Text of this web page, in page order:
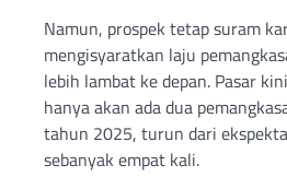
Namun, prospek tetap suram
mengisyaratkan laju
lebih lambat ke depan. Pasar
hanya akan ada dua
tahun 2025, turun dari
sebanyak empat kali.